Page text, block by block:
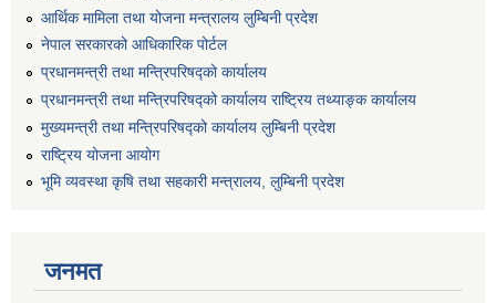
आर्थिक मामिला तथा योजना मन्त्रालय लुम्बिनी प्रदेश
नेपाल सरकारको आधिकारिक पोर्टल
प्रधानमन्त्री तथा मन्त्रिपरिषद्को कार्यालय
प्रधानमन्त्री तथा मन्त्रिपरिषद्को कार्यालय राष्ट्रिय तथ्याङ्क कार्यालय
मुख्यमन्त्री तथा मन्त्रिपरिषद्को कार्यालय लुम्बिनी प्रदेश
राष्ट्रिय योजना आयोग
भूमि व्यवस्था कृषि तथा सहकारी मन्त्रालय, लुम्बिनी प्रदेश
जनमत